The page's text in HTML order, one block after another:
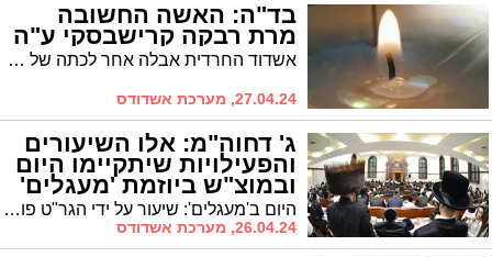
בד"ה: האשה החשובה
מרת רבקה קרישבסקי ע"ה
אשדוד החרדית אבלה אחר לכתה של האשה החשובה מרת רבקה קרישבסקי ע"ה. אשת יבלחט"א הרב טוביה קרישבסקי שליט"א. הלוויתה תצא מקרית פיטסבורג בשעה 11.30 ובשעה 12.30 מבית ההספדים החדש לחלקת פיטסבורג בבית העלמין באשדוד
27.04.24, מערכת אשדודס
ג' דחוה"מ: אלו השיעורים
והפעילויות שיתקיימו היום
ובמוצ"ש ביוזמת 'מעגלים'
היום ב'מעגלים': שיעור על ידי הגר"ט פולק, מגדולי הדרשנים, בסוגיית 'והגדת לבנך' בבעלזא | ומה מחכה לנשים במוצ"ש?
26.04.24, מערכת אשדודס